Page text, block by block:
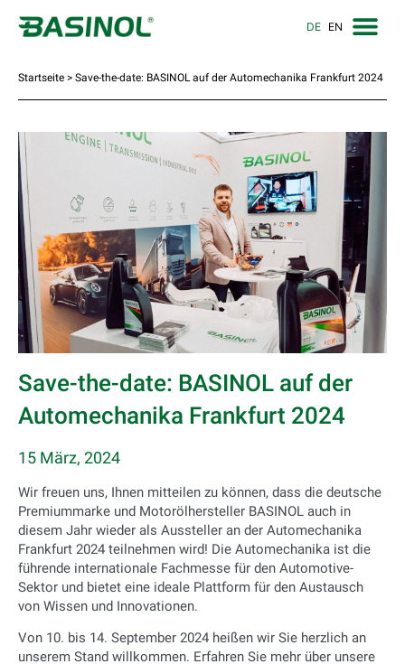
DE EN
Startseite > Save-the-date: BASINOL auf der Automechanika Frankfurt 2024
Save-the-date: BASINOL auf der
Automechanika Frankfurt 2024
15 März, 2024
Wir freuen uns, Ihnen mitteilen zu können, dass die deutsche
Premiummarke und Motorölhersteller BASINOL auch in
diesem Jahr wieder als Aussteller an der Automechanika
Frankfurt 2024 teilnehmen wird! Die Automechanika ist die
führende internationale Fachmesse für den Automotive-
Sektor und bietet eine ideale Plattform für den Austausch
von Wissen und Innovationen.
Von 10. bis 14. September 2024 heißen wir Sie herzlich an
unserem Stand willkommen. Erfahren Sie mehr über unsere